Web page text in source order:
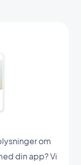
om
din app? Vi